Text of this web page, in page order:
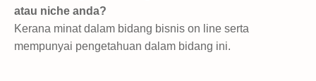
atau niche anda?
Kerana minat dalam bidang bisnis on line serta
mempunyai pengetahuan dalam bidang ini.